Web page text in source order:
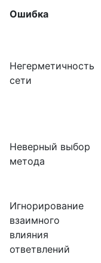
Ошибка
Негерметичность
сети
Неверный выбор
метода
Игнорирование
взаимного
влияния
ответвлений